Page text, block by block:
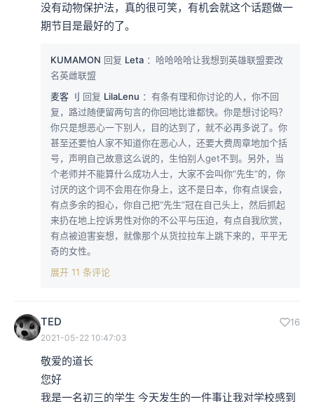
没有动物保护法，真的很可笑，有机会就这个话题做一
期节目是最好的了。
KUMAMON 回复 Leta ：哈哈哈哈让我想到英雄联盟要改
名英雌联盟
麦客 刂 回复 LilaLenu ：有条有理和你讨论的人，你不回
复，路过随便留两句言的你回地比谁都快。你是想讨论吗？
你只是想恶心一下别人，目的达到了，就不必再多说了。你
甚至还要怕人家不知道你在恶心人，还要大费周章地加个括
号，声明自己故意这么说的，生怕别人get不到。另外，当
个老师并不能算什么成功人士，大家不会叫你“先生”的，你
讨厌的这个词不会用在你身上，这不是日本，你有点误会，
有点多余的担心，你自己把“先生”冠在自己头上，然后抓起
来扔在地上控诉男性对你的不公平与压迫，有点自我欣赏，
有点被迫害妄想，就像那个从货拉拉车上跳下来的，平平无
奇的女性。
展开 11 条评论
TED 16
2021-05-22 10:47:03
敬爱的道长
您好
我是一名初三的学生 今天发生的一件事让我对学校感到